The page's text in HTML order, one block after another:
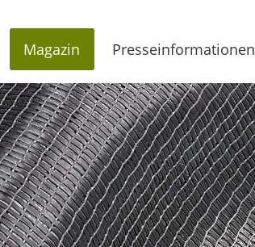
Magazin Presseinformationen